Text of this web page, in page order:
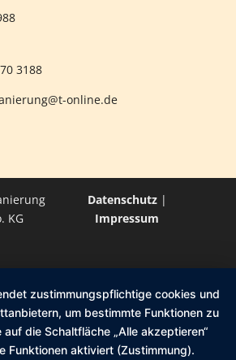
3188
online.de
KG
Datenschutz|
Impressum
zustimmungspflichtige cookies und
um bestimmte Funktionen zu
auf die Schaltfläche „Alle akzeptieren“
Funktionen aktiviert (Zustimmung).